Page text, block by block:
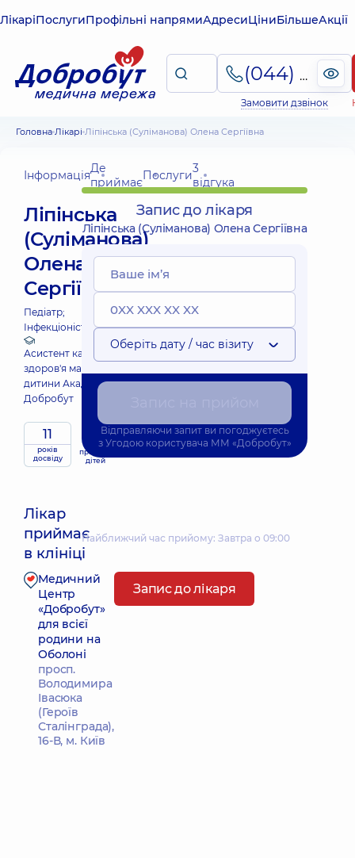
ЛікаріПослугиПрофільні напрямиАдресиЦіниБільшеАкції
(044) 495-2-888
Замовити дзвінок
Головна Лікарі Ліпінська (Суліманова) Олена Сергіївна
ІнформаціяДе
приймаєПослуги3
відгука
Ліпінська
(Суліманова)
Олена
Сергіївна
Педіатр;
Інфекціоніст дитячий;
Асистент кафедри
здоров'я матері та
дитини Академії
Добробут
11
років
досвіду
приймає
дітей
Лікар
приймає
в клініці
Найближчий час прийому: Завтра о 09:00
Медичний
Центр
«Добробут»
для всієї
родини на
Оболоні
просп.
Володимира
Івасюка
(Героїв
Сталінграда),
16-В, м. Київ
Запис до лікаря
Запис до лікаря
Ліпінська (Суліманова) Олена Сергіївна
Оберіть дату / час візиту
Відправляючи запит ви погоджуєтесь
з Угодою користувача ММ «Добробут»